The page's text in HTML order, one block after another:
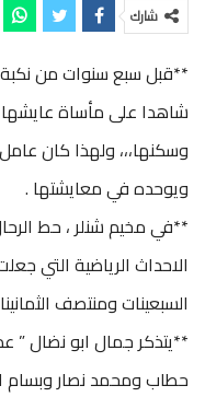
شارك
**قبل سبع سنوات من
شاهدا على مأساة
وسكنها،،، ولهذا كان
ويوحده في معايشتها .
**في مخيم شنلر ، حط
الاحداث الرياضية التي
السبعينات ومنتصف
**يتذكر جمال ابو نضال ”
حطاب ومحمد نصار وبسام